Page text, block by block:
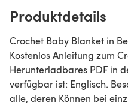
Produktdetails
Crochet Baby Blanket in
Kostenlos Anleitung zum
Herunterladbares PDF in
verfügbar ist: Englisch.
alle, deren Können bei einzustufen ist. Probiere sie noch